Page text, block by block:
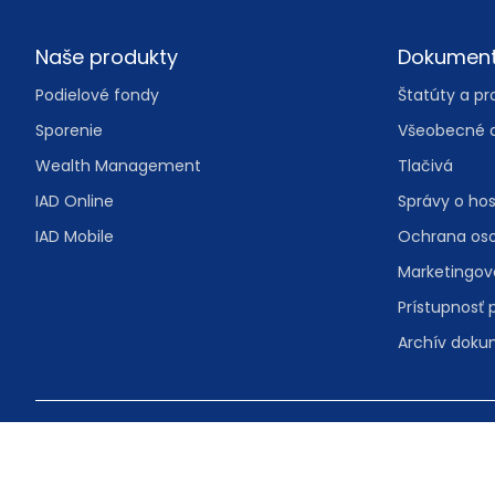
Footer
Naše produkty
Podielové fondy
Sporenie
Wealth Management
IAD Online
IAD Mobile
Štatúty a
Všeobecné
Tlačivá
Správy o
Ochrana
Prístupnosť
Archív